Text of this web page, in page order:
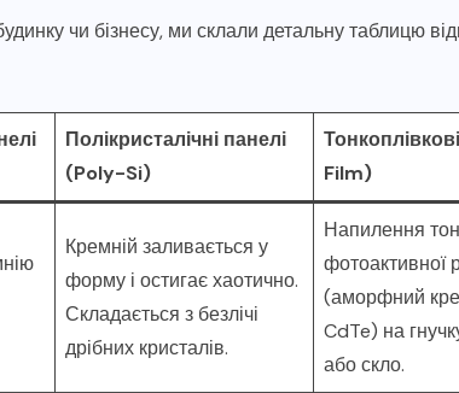
чи бізнесу, ми склали детальну таблицю
Полікристалічні панелі
(Poly-Si)
Film)
Кремній заливається у
форму і остигає хаотично.
Складається з безлічі
дрібних кристалів.
Напилення
фотоактивної
(аморфний
CdTe) на
або скло.